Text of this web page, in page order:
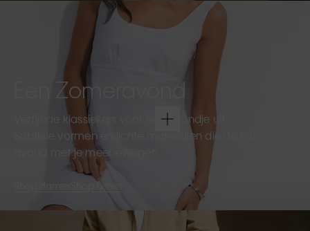
Een Zomeravond
Verfijnde klassiekers voor een avondje uit.
Subtiele vormen en lichte materialen die de hele
avond met je meebewegen.
Shop heren